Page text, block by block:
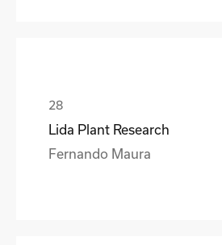
Lida Plant Research
Fernando Maura